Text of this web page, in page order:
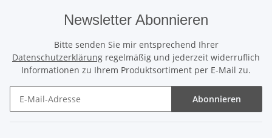
Newsletter Abonnieren
Bitte senden Sie mir entsprechend Ihrer
Datenschutzerklärung regelmäßig und jederzeit widerruflich
Informationen zu Ihrem Produktsortiment per E-Mail zu.
Abonnieren